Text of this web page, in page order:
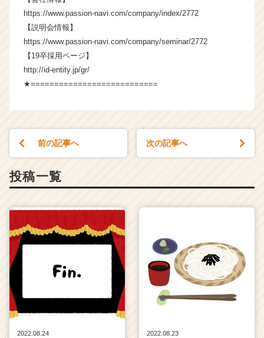
https://www.passion-navi.com/company/index/2772
【説明会情報】
https://www.passion-navi.com/company/seminar/2772
【19卒採用ページ】
http://id-entity.jp/gr/
★===========================
前の記事へ 次の記事へ
投稿一覧
2022.08.24
2022.08.23